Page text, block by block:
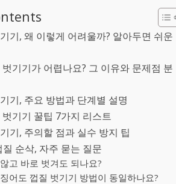
기, 왜 이렇게 어려울까? 알아두면 쉬운
기기가 어렵나요? 그 이유와 문제점 분
기, 주요 방법과 단계별 설명
기기 꿀팁 7가지 리스트
기, 주의할 점과 실수 방지 팁
순삭, 자주 묻는 질문
고 바로 벗겨도 되나요?
어도 껍질 벗기기 방법이 동일하나요?